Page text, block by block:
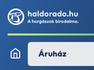
Áruház